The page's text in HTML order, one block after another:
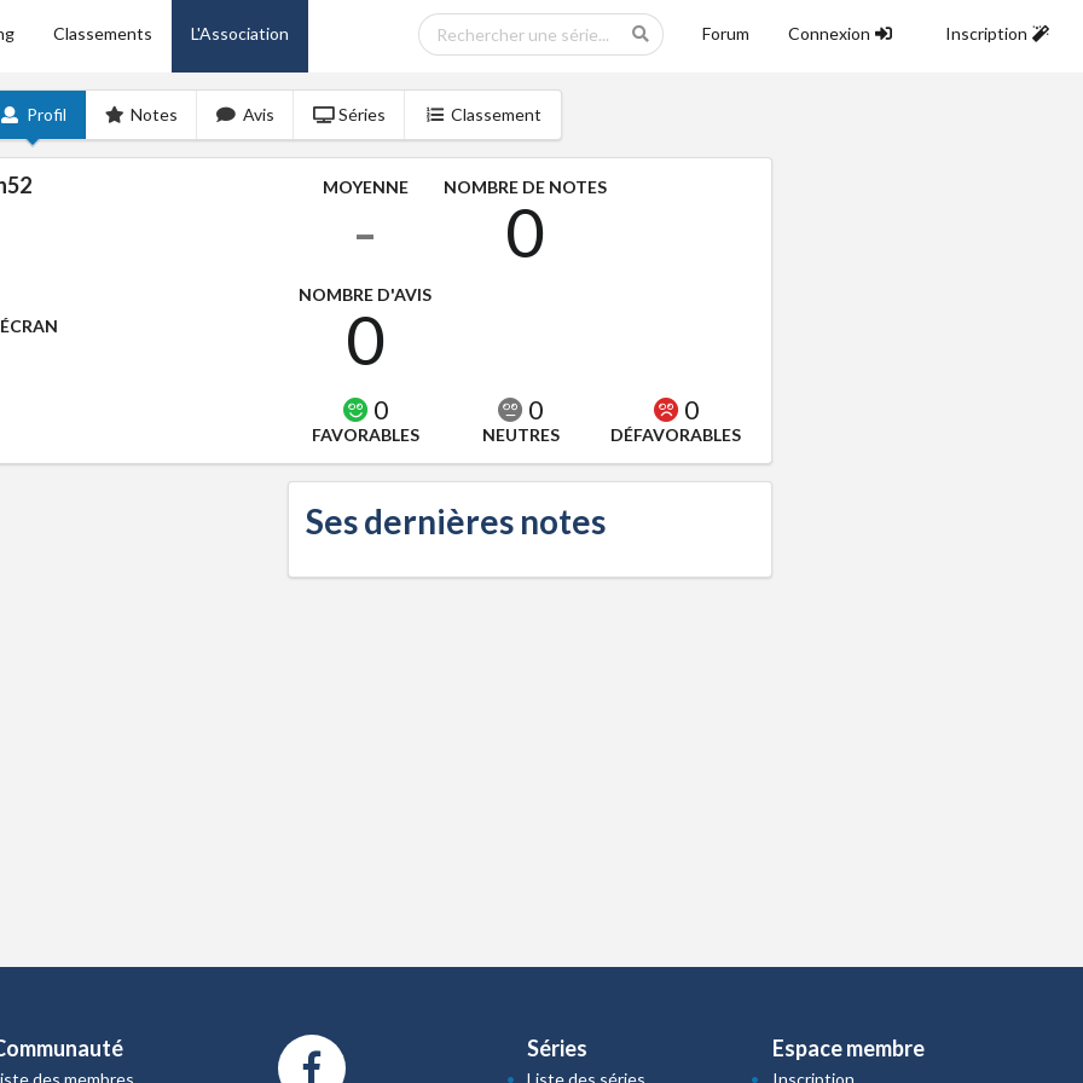
Classements L'Association Forum Connexion Inscription
Profil Notes Avis Séries Classement
MOYENNE
-
NOMBRE DE NOTES
0
NOMBRE D'AVIS
0
0
FAVORABLES
0
NEUTRES
0
DÉFAVORABLES
Ses dernières notes
des membres
Séries
Liste des séries
Espace membre
Inscription